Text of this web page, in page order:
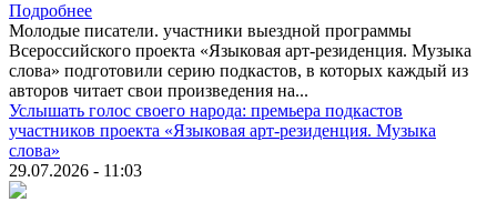
Подробнее
Молодые писатели. участники выездной программы
Всероссийского проекта «Языковая арт-резиденция. Музыка
слова» подготовили серию подкастов, в которых каждый из
авторов читает свои произведения на...
Услышать голос своего народа: премьера подкастов
участников проекта «Языковая арт-резиденция. Музыка
слова»
29.07.2026 - 11:03